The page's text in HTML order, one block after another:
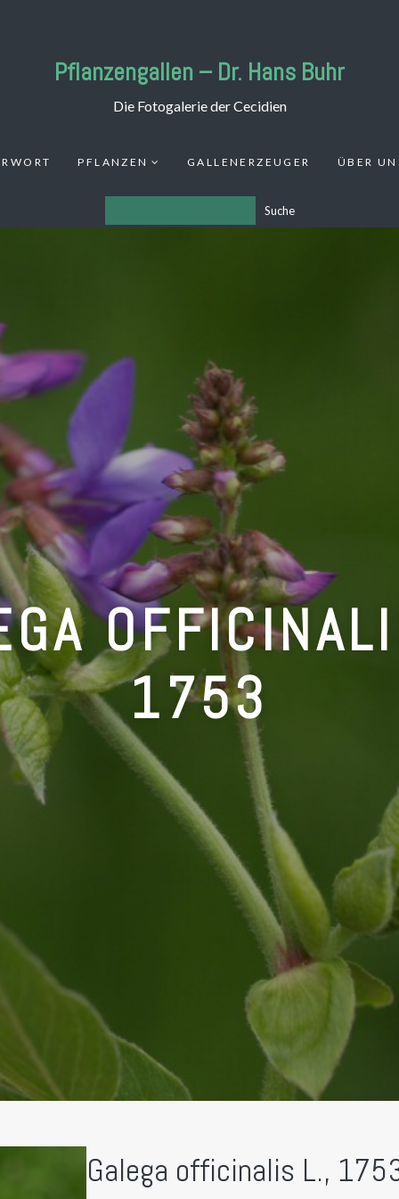
Pflanzengallen – Dr. Hans Buhr
Die Fotogalerie der Cecidien
PFLANZEN GALLENERZEUGER ÜBER
Suche
1753
Galega officinalis L.,